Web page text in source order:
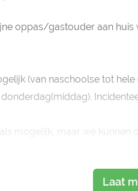
oppas/gastouder aan huis
(van naschoolse tot
mogelijk, maar we
Laat